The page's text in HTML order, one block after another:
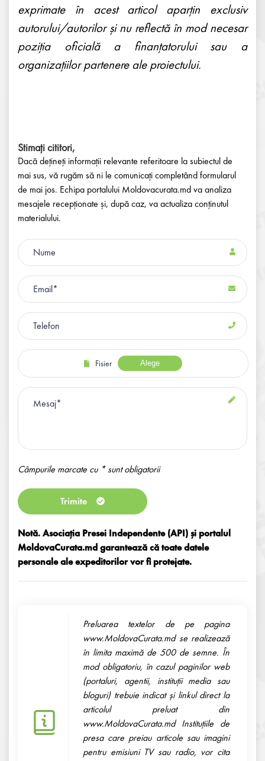
exprimate în acest articol aparțin exclusiv
autorului/autorilor și nu reflectă în mod necesar
poziția oficială a finanțatorului sau a
organizațiilor partenere ale proiectului.
Stimați cititori,
Dacă dețineți informații relevante referitoare la subiectul de
mai sus, vă rugăm să ni le comunicați completând formularul
de mai jos. Echipa portalului Moldovacurata.md va analiza
mesajele recepționate și, după caz, va actualiza conținutul
materialului.
Fisier Alege
Câmpurile marcate cu * sunt obligatorii
Trimite
Notă. Asociația Presei Independente (API) și portalul
MoldovaCurata.md garantează că toate datele
personale ale expeditorilor vor fi protejate.
Preluarea textelor de pe pagina
www.MoldovaCurata.md se realizează
în limita maximă de 500 de semne. În
mod obligatoriu, în cazul paginilor web
(portaluri, agentii, instituţii media sau
bloguri) trebuie indicat şi linkul direct la
articolul preluat din
www.MoldovaCurata.md Instituţiile de
presa care preiau articole sau imagini
pentru emisiuni TV sau radio, vor cita